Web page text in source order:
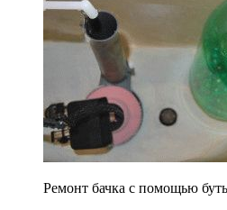
Ремонт бачка с помощью